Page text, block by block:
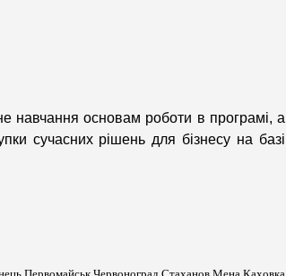
навчання основам роботи в програмі, а
сучасних рішень для бізнесу на базі